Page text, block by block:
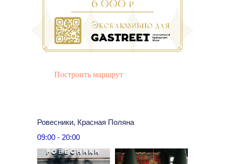
Построить маршрут
09:00 - 20:00
Ровесники, Красная Поляна